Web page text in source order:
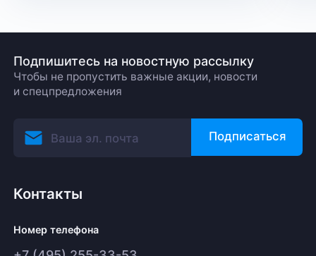
Подпишитесь на новостную рассылку
Чтобы не пропустить важные акции, новости
и спецпредложения
Подписаться
Контакты
Номер телефона